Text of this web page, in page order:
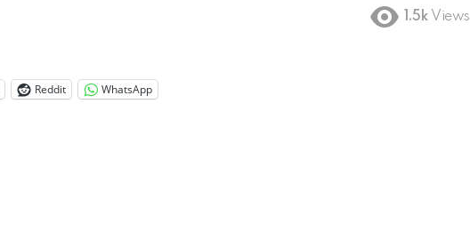
1.5k Views
Reddit WhatsApp